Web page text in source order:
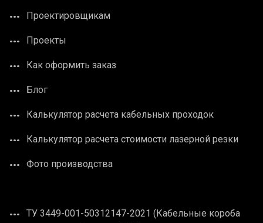
Проектировщикам
Проекты
Как оформить заказ
Блог
Калькулятор расчета кабельных проходок
Калькулятор расчета стоимости лазерной резки
Фото производства
ТУ 3449-001-50312147-2021 (Кабельные короба